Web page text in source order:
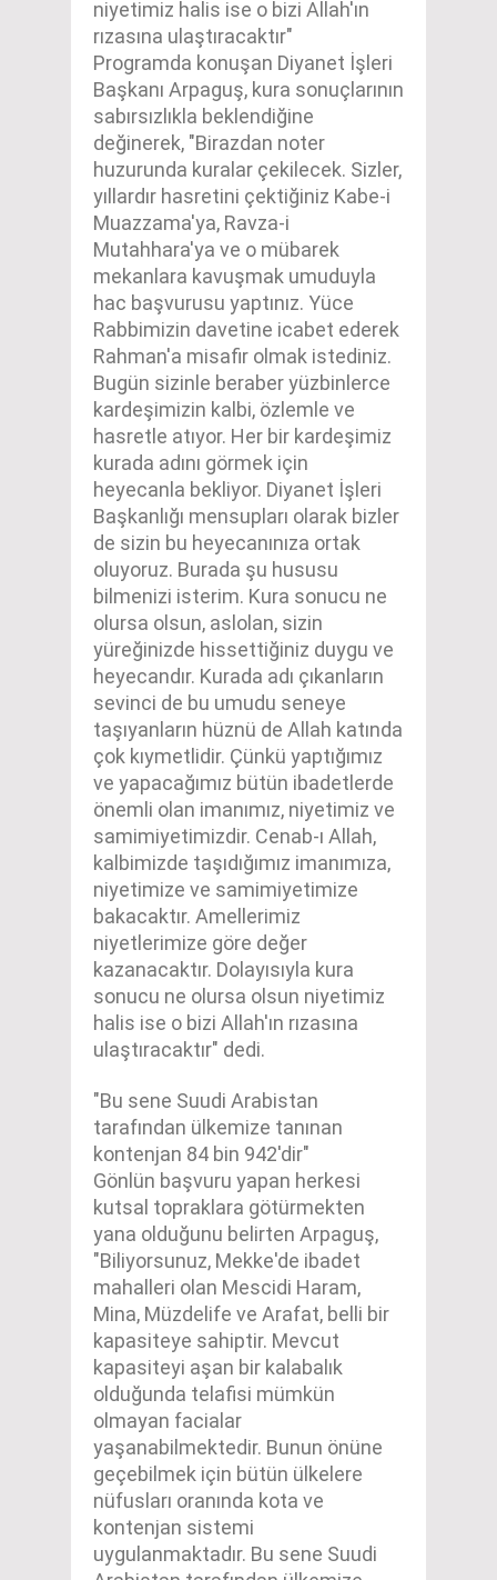
niyetimiz halis ise o bizi Allah'ın
rızasına ulaştıracaktır"
Programda konuşan Diyanet İşleri
Başkanı Arpaguş, kura sonuçlarının
sabırsızlıkla beklendiğine
değinerek, "Birazdan noter
huzurunda kuralar çekilecek. Sizler,
yıllardır hasretini çektiğiniz Kabe-i
Muazzama'ya, Ravza-i
Mutahhara'ya ve o mübarek
mekanlara kavuşmak umuduyla
hac başvurusu yaptınız. Yüce
Rabbimizin davetine icabet ederek
Rahman'a misafir olmak istediniz.
Bugün sizinle beraber yüzbinlerce
kardeşimizin kalbi, özlemle ve
hasretle atıyor. Her bir kardeşimiz
kurada adını görmek için
heyecanla bekliyor. Diyanet İşleri
Başkanlığı mensupları olarak bizler
de sizin bu heyecanınıza ortak
oluyoruz. Burada şu hususu
bilmenizi isterim. Kura sonucu ne
olursa olsun, aslolan, sizin
yüreğinizde hissettiğiniz duygu ve
heyecandır. Kurada adı çıkanların
sevinci de bu umudu seneye
taşıyanların hüznü de Allah katında
çok kıymetlidir. Çünkü yaptığımız
ve yapacağımız bütün ibadetlerde
önemli olan imanımız, niyetimiz ve
samimiyetimizdir. Cenab-ı Allah,
kalbimizde taşıdığımız imanımıza,
niyetimize ve samimiyetimize
bakacaktır. Amellerimiz
niyetlerimize göre değer
kazanacaktır. Dolayısıyla kura
sonucu ne olursa olsun niyetimiz
halis ise o bizi Allah'ın rızasına
ulaştıracaktır" dedi.
"Bu sene Suudi Arabistan
tarafından ülkemize tanınan
kontenjan 84 bin 942'dir"
Gönlün başvuru yapan herkesi
kutsal topraklara götürmekten
yana olduğunu belirten Arpaguş,
"Biliyorsunuz, Mekke'de ibadet
mahalleri olan Mescidi Haram,
Mina, Müzdelife ve Arafat, belli bir
kapasiteye sahiptir. Mevcut
kapasiteyi aşan bir kalabalık
olduğunda telafisi mümkün
olmayan facialar
yaşanabilmektedir. Bunun önüne
geçebilmek için bütün ülkelere
nüfusları oranında kota ve
kontenjan sistemi
uygulanmaktadır. Bu sene Suudi